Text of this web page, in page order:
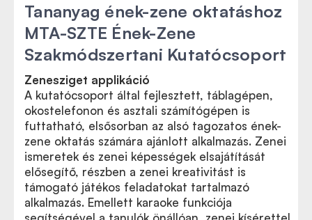
Tananyag ének-zene oktatáshoz
MTA-SZTE Ének-Zene
Szakmódszertani Kutatócsoport
Zenesziget applikáció
A kutatócsoport által fejlesztett, táblagépen,
okostelefonon és asztali számítógépen is
futtatható, elsősorban az alsó tagozatos ének-
zene oktatás számára ajánlott alkalmazás. Zenei
ismeretek és zenei képességek elsajátítását
elősegítő, részben a zenei kreativitást is
támogató játékos feladatokat tartalmazó
alkalmazás. Emellett karaoke funkciója